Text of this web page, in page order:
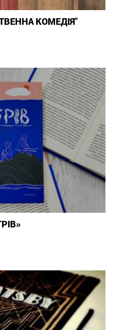
КОМЕДІЯ"